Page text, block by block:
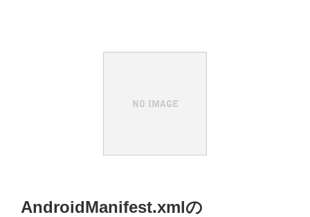
AndroidManifest.xmlの